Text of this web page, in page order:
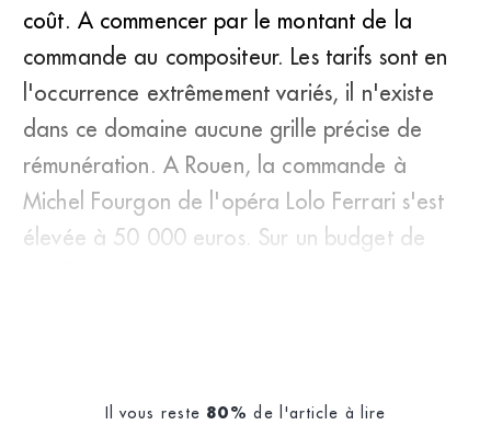
coût. A commencer par le montant de la
commande au compositeur. Les tarifs sont en
l'occurrence extrêmement variés, il n'existe
dans ce domaine aucune grille précise de
rémunération. A Rouen, la commande à
Michel Fourgon de l'opéra Lolo Ferrari s'est
élevée à 50 000 euros. Sur un budget de
Il vous reste 80% de l'article à lire